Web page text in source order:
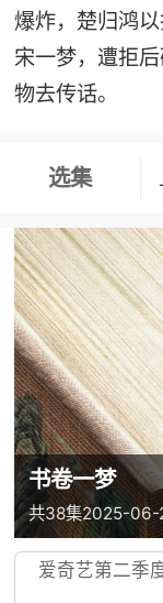
爆炸，楚归鸿
宋一梦，遭拒
物去传话。
选集
书卷一梦
共38集2025-06-
爱奇艺第二季